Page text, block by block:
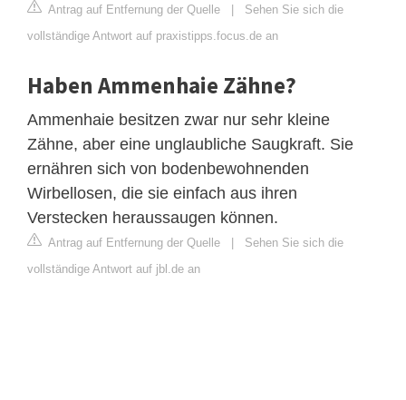
Antrag auf Entfernung der Quelle
Sehen Sie sich die
vollständige Antwort auf praxistipps.focus.de an
Haben Ammenhaie Zähne?
Ammenhaie besitzen zwar nur sehr kleine
Zähne, aber eine unglaubliche Saugkraft. Sie
ernähren sich von bodenbewohnenden
Wirbellosen, die sie einfach aus ihren
Verstecken heraussaugen können.
Antrag auf Entfernung der Quelle
Sehen Sie sich die
vollständige Antwort auf jbl.de an